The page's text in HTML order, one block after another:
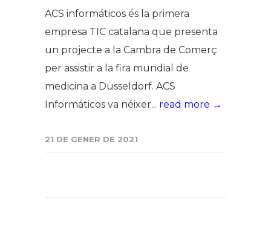
ACS informáticos és la primera
empresa TIC catalana que presenta
un projecte a la Cambra de Comerç
per assistir a la fira mundial de
medicina a Düsseldorf. ACS
Informáticos va néixer... read more →
21 DE GENER DE 2021